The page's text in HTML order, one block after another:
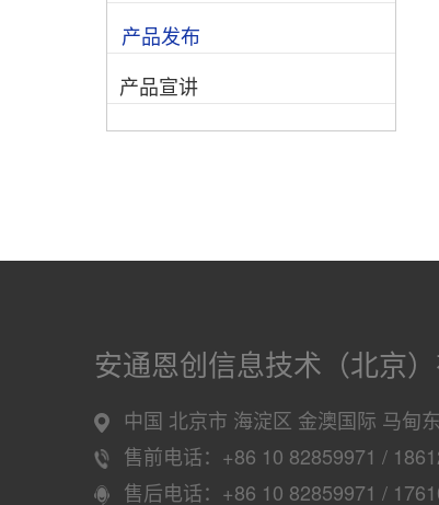
产品发布
产品宣讲
安通恩创信息技术（北京
中国 北京市 海淀区 金澳国际 马甸
售前电话：+86 10 82859971 /
售后电话：+86 10 82859971 /